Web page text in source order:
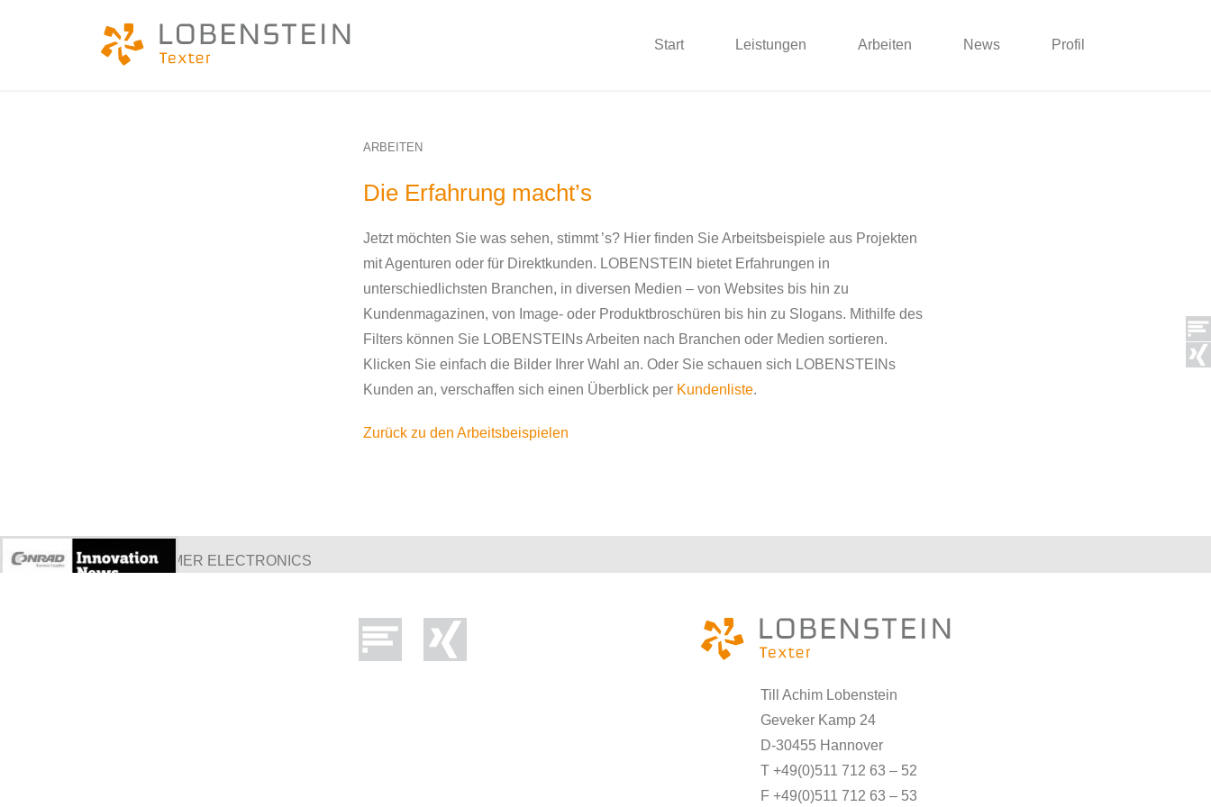
Start Leistungen Arbeiten News Profil
ARBEITEN
Die Erfahrung macht’s
Jetzt möchten Sie was sehen, stimmt ’s? Hier finden Sie Arbeitsbeispiele aus Projekten
mit Agenturen oder für Direktkunden. LOBENSTEIN bietet Erfahrungen in
unterschiedlichsten Branchen, in diversen Medien – von Websites bis hin zu
Kundenmagazinen, von Image- oder Produktbroschüren bis hin zu Slogans. Mithilfe des
Filters können Sie LOBENSTEINs Arbeiten nach Branchen oder Medien sortieren.
Klicken Sie einfach die Bilder Ihrer Wahl an. Oder Sie schauen sich LOBENSTEINs
Kunden an, verschaffen sich einen Überblick per Kundenliste.
Zurück zu den Arbeitsbeispielen
BRANCHEN: CONSUMER ELECTRONICS
Till Achim Lobenstein
Geveker Kamp 24
D-30455 Hannover
T +49(0)511 712 63 – 52
F +49(0)511 712 63 – 53